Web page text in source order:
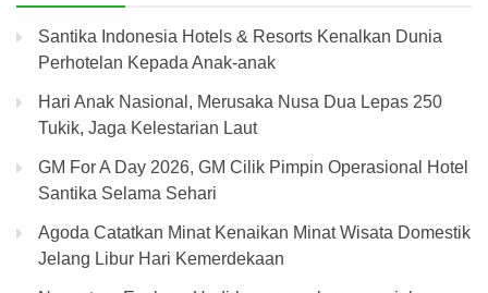
Santika Indonesia Hotels & Resorts Kenalkan Dunia
Perhotelan Kepada Anak-anak
Hari Anak Nasional, Merusaka Nusa Dua Lepas 250
Tukik, Jaga Kelestarian Laut
GM For A Day 2026, GM Cilik Pimpin Operasional Hotel
Santika Selama Sehari
Agoda Catatkan Minat Kenaikan Minat Wisata Domestik
Jelang Libur Hari Kemerdekaan